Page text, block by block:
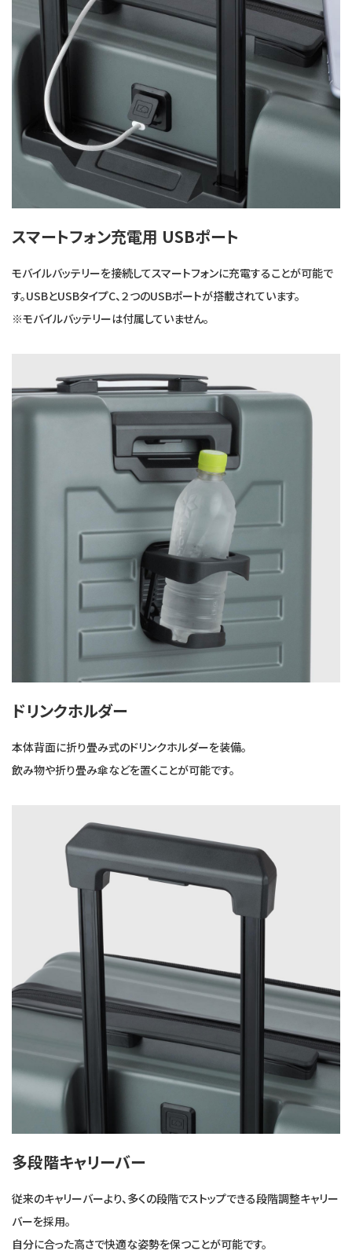
スマートフォン充電用 USBポート
モバイルバッテリーを接続してスマートフォンに充電することが可能で
す。USBとUSBタイプC、２つのUSBポートが搭載されています。
※モバイルバッテリーは付属していません。
ドリンクホルダー
本体背面に折り畳み式のドリンクホルダーを装備。
飲み物や折り畳み傘などを置くことが可能です。
多段階キャリーバー
従来のキャリーバーより、多くの段階でストップできる段階調整キャリー
バーを採用。
自分に合った高さで快適な姿勢を保つことが可能です。